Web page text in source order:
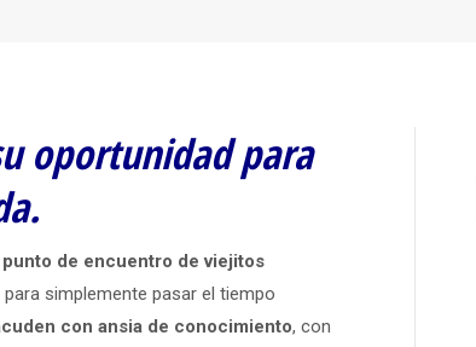
oportunidad para
de encuentro de viejitos
simplemente pasar el tiempo
con ansia de conocimiento, con